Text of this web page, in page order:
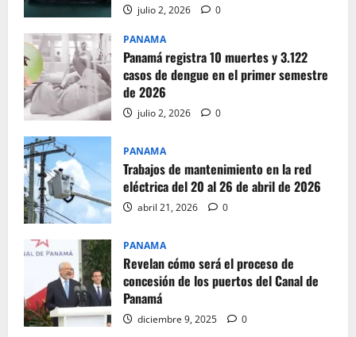
julio 2, 2026 0
PANAMA
Panamá registra 10 muertes y 3.122
casos de dengue en el primer semestre
de 2026
julio 2, 2026 0
PANAMA
Trabajos de mantenimiento en la red
eléctrica del 20 al 26 de abril de 2026
abril 21, 2026 0
PANAMA
Revelan cómo será el proceso de
concesión de los puertos del Canal de
Panamá
diciembre 9, 2025 0